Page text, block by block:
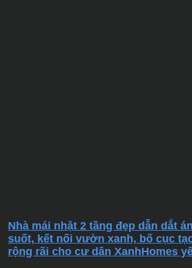
Nhà mái nhật 2 tầng đẹp dẫn dắt
suốt, kết nối vườn xanh, bố cục
rộng rãi cho cư dân XanhHomes